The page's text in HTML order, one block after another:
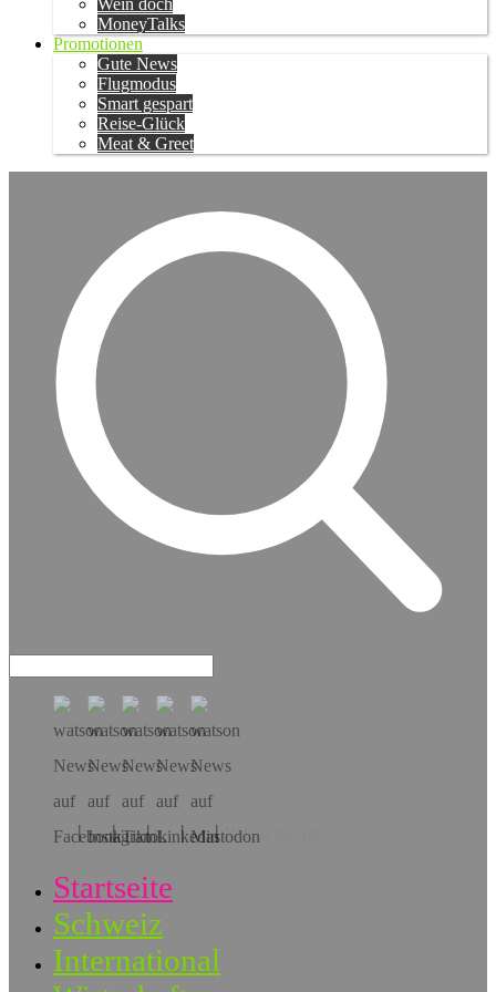
Wein doch
MoneyTalks
Promotionen
Gute News
Flugmodus
Smart gespart
Reise-Glück
Meat & Greet
Hol dir die App!
Startseite
Schweiz
International